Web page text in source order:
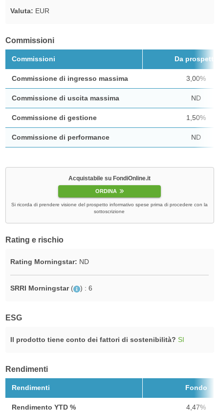
Valuta: EUR
Commissioni
Commissioni Da prospetto
Commissione di ingresso massima 3,00%
Commissione di uscita massima ND
Commissione di gestione 1,50%
Commissione di performance ND
Acquistabile su FondiOnline.it
ORDINA
Si ricorda di prendere visione del prospetto informativo spese prima di procedere con la
sottoscrizione
Rating e rischio
Rating Morningstar: ND
SRRI Morningstar ( ) : 6
ESG
Il prodotto tiene conto dei fattori di sostenibilità? SI
Rendimenti
Rendimenti Fondo
Rendimento YTD % 4,47%